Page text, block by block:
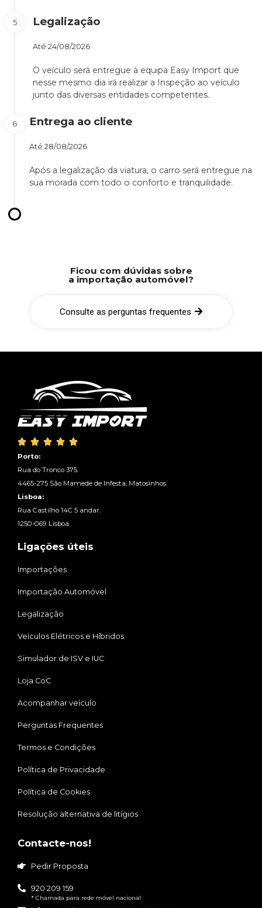
Legalização
Até 24/08/2026
O veículo será entregue à equipa Easy Import que
nesse mesmo dia irá realizar a Inspeção ao veículo
junto das diversas entidades competentes.
Entrega ao cliente
Até 28/08/2026
Após a legalização da viatura, o carro será entregue na
sua morada com todo o conforto e tranquilidade.
Ficou com dúvidas sobre
a importação automóvel?
Consulte as perguntas frequentes
    
Porto:
Rua do Tronco 375.
4465-275 São Mamede de Infesta, Matosinhos.
Lisboa:
Rua Castilho 14C 5 andar.
1250-069 Lisboa.
Ligações úteis
Importações
Importação Automóvel
Legalização
Veículos Elétricos e Híbridos
Simulador de ISV e IUC
Loja CoC
Acompanhar veículo
Perguntas Frequentes
Termos e Condições
Política de Privacidade
Política de Cookies
Resolução alternativa de litígios
Contacte-nos!
Pedir Proposta
920 209 159
* Chamada para rede móvel nacional